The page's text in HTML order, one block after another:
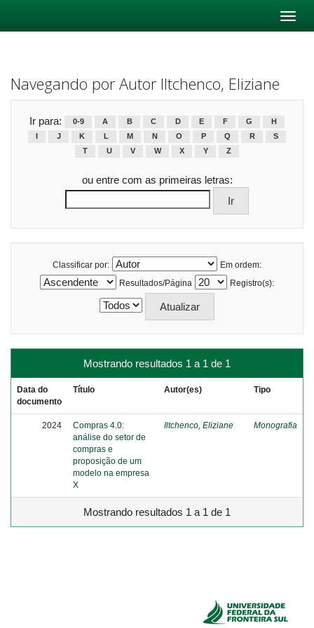
Navegando por Autor Iltchenco, Eliziane
Ir para: 0-9 A B C D E F G
H
J K L M N O P Q R
S
T
U V W X Y Z
ou entre com as primeiras letras:
Classificar por:
Em ordem:
Resultados/Página
Registro(s):
Mostrando resultados 1 a 1 de 1
Data do
documento
Título Autor(es) Tipo
2024
Compras 4.0:
análise do setor de
compras e
proposição de um
modelo na empresa
X
Iltchenco, Eliziane Monografia
Mostrando resultados 1 a 1 de 1